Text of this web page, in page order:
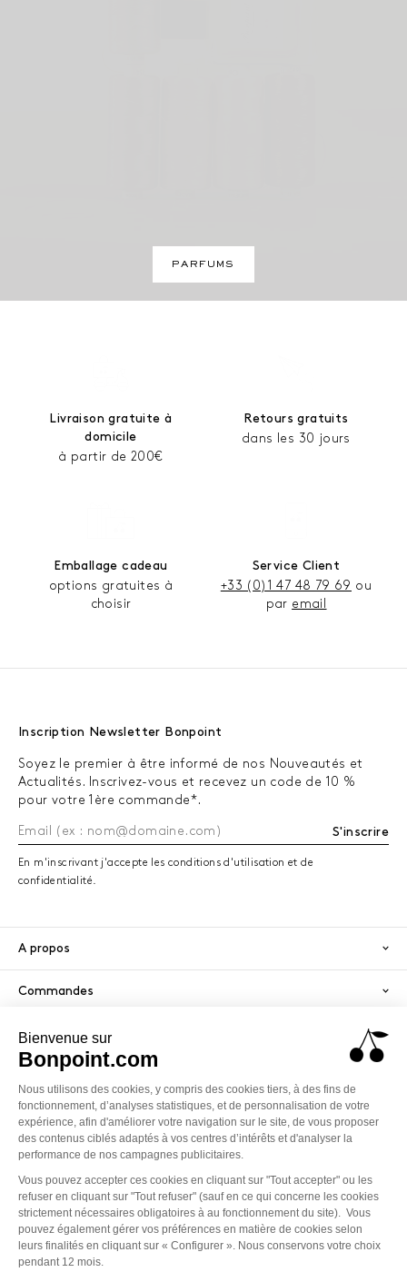
PARFUMS
Livraison gratuite à
domicile
à partir de 200€
Retours gratuits
dans les 30 jours
Emballage cadeau
options gratuites à
choisir
Service Client
+33 (0)1 47 48 79 69 ou
par email
Inscription Newsletter Bonpoint
Soyez le premier à être informé de nos Nouveautés et
Actualités. Inscrivez-vous et recevez un code de 10 %
pour votre 1ère commande*.
S'inscrire
En m'inscrivant j'accepte les conditions d'utilisation et de
confidentialité.
A propos
Commandes
Services
Paiement sécurisé
PayPal
Visa
Mastercard
Klarna